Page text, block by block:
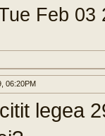
Feb 03
06:20PM
legea